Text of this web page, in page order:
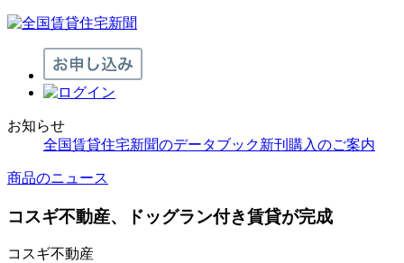
お知らせ
全国賃貸住宅新聞のデータブック新刊購入のご案内
商品のニュース
コスギ不動産、ドッグラン付き賃貸が完成
コスギ不動産